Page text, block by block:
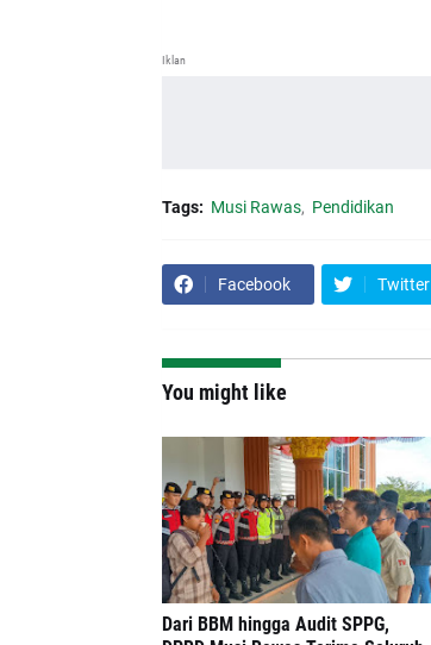
Iklan
Tags: Musi Rawas Pendidikan
Facebook Twitter
You might like
Dari BBM hingga Audit SPPG,